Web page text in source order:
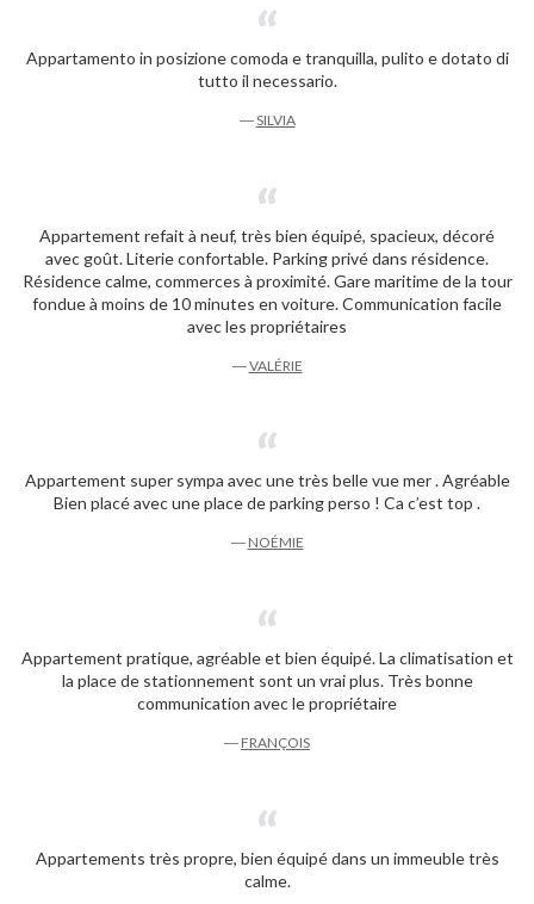
Appartamento in posizione comoda e tranquilla, pulito e dotato di
tutto il necessario.
―SILVIA
Appartement refait à neuf, très bien équipé, spacieux, décoré
avec goût. Literie confortable. Parking privé dans résidence.
Résidence calme, commerces à proximité. Gare maritime de la tour
fondue à moins de 10 minutes en voiture. Communication facile
avec les propriétaires
―VALÉRIE
Appartement super sympa avec une très belle vue mer . Agréable
Bien placé avec une place de parking perso ! Ca c’est top .
― NOÉMIE
Appartement pratique, agréable et bien équipé. La climatisation et
la place de stationnement sont un vrai plus. Très bonne
communication avec le propriétaire
― FRANÇOIS
Appartements très propre, bien équipé dans un immeuble très
calme.